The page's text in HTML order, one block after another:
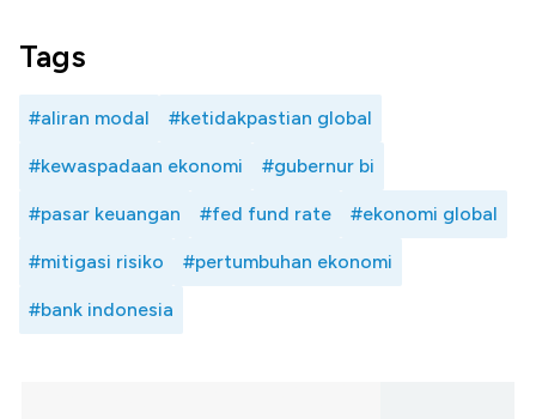
Tags
#aliran modal #ketidakpastian global
#kewaspadaan ekonomi #gubernur bi
#pasar keuangan #fed fund rate #ekonomi global
#mitigasi risiko #pertumbuhan ekonomi
#bank indonesia